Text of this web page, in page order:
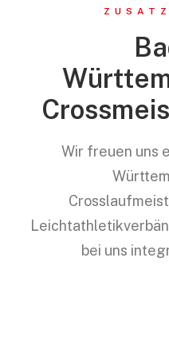
Wir freuen uns
bei uns